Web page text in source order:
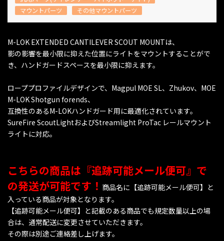
マウントパーツ
その他マウントパーツ
M-LOK EXTENDED CANTILEVER SCOUT MOUNTは、
影の影響を最小限に抑えた位置にライトをマウントすることがで
き、ハンドガードスペースを最小限に抑えます。
ローププロファイルデザインで、Magpul MOE SL、Zhukov、MOE
M-LOK Shotgun forends、
互換性のあるM-LOKハンドガード用に最適化されています。
SureFire ScoutLightおよびStreamlight ProTac レールマウント
ライトに対応。
こちらの商品は『追跡可能メール便可』で
の発送が可能です！ 商品名に【追跡可能メール便可】と
入っている商品が対象となります。
【追跡可能メール便可】と記載のある商品でも規定数量以上の場
合は、通常配送に変更させていただきます。
その際は別途ご連絡差し上げます。